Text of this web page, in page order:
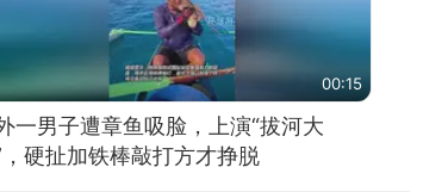
00:15
一男子遭章鱼吸脸，上演“拔河大
，硬扯加铁棒敲打方才挣脱